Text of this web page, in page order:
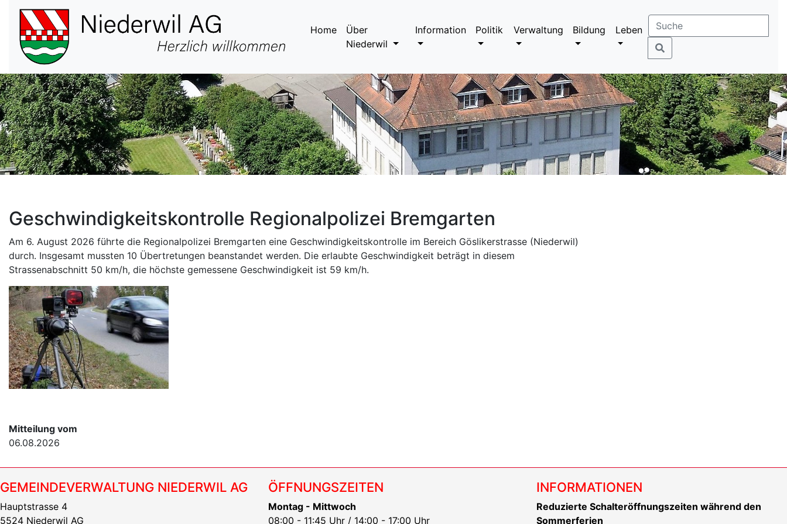
Hauptnavigation
Home
Über
Niederwil
Information Politik Verwaltung Bildung Leben
Geschwindigkeitskontrolle Regionalpolizei Bremgarten
Am 6. August 2026 führte die Regionalpolizei Bremgarten eine Geschwindigkeitskontrolle im Bereich Göslikerstrasse (Niederwil)
durch. Insgesamt mussten 10 Übertretungen beanstandet werden. Die erlaubte Geschwindigkeit beträgt in diesem
Strassenabschnitt 50 km/h, die höchste gemessene Geschwindigkeit ist 59 km/h.
Mitteilung vom
06.08.2026
GEMEINDEVERWALTUNG NIEDERWIL AG
Hauptstrasse 4
5524 Niederwil AG
ÖFFNUNGSZEITEN
Montag - Mittwoch
08:00 - 11:45 Uhr / 14:00 - 17:00 Uhr
INFORMATIONEN
Reduzierte Schalteröffnungszeiten während den
Sommerferien